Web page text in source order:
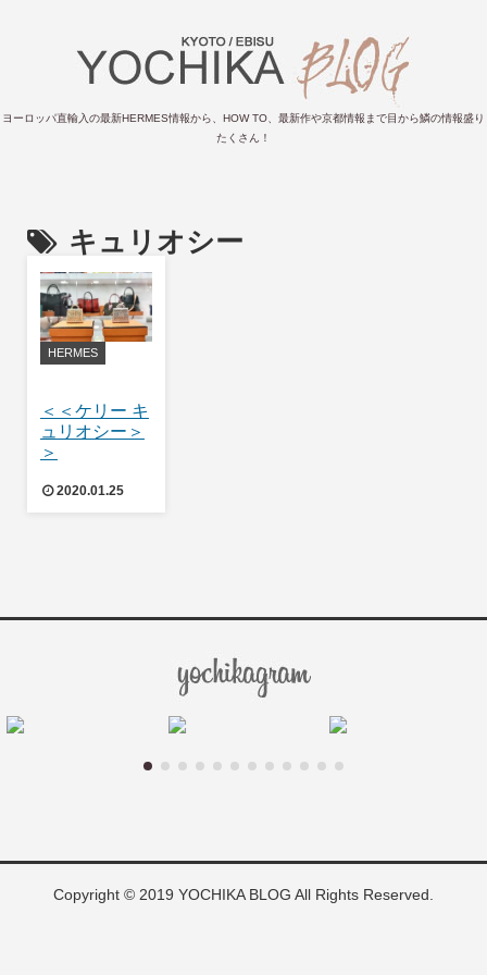
ヨーロッパ直輸入の最新HERMES情報から、HOW TO、最新作や京都情報まで目から鱗の情報盛り
たくさん！
キュリオシー
HERMES
＜＜ケリー キ
ュリオシー＞
＞
2020.01.25
Copyright © 2019 YOCHIKA BLOG All Rights Reserved.